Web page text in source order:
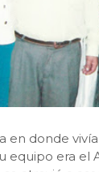
en donde
equipo era